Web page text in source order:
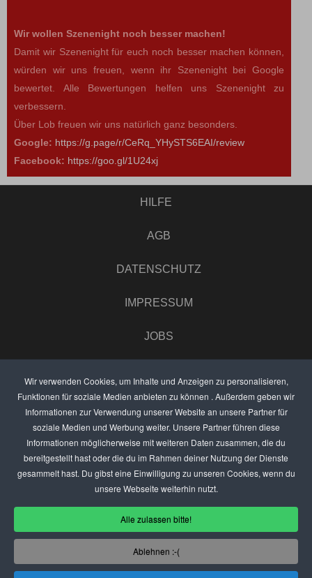
Wir verwenden Cookies, um Inhalte und Anzeigen zu personalisieren,
Funktionen für soziale Medien anbieten zu können . Außerdem geben wir
Informationen zur Verwendung unserer Website an unsere Partner für
soziale Medien und Werbung weiter. Unsere Partner führen diese
Informationen möglicherweise mit weiteren Daten zusammen, die du
bereitgestellt hast oder die du im Rahmen deiner Nutzung der Dienste
gesammelt hast. Du gibst eine Einwilligung zu unseren Cookies, wenn du
unsere Webseite weiterhin nutzt.
Alle zulassen bitte!
Ablehnen :-(
Wir wollen Szenenight noch besser machen!
Damit wir Szenenight für euch noch besser machen können,
würden wir uns freuen, wenn ihr Szenenight bei Google
bewertet. Alle Bewertungen helfen uns Szenenight zu
verbessern.
Über Lob freuen wir uns natürlich ganz besonders.
Google: https://g.page/r/CeRq_YHySTS6EAI/review
Facebook: https://goo.gl/1U24xj
HILFE
AGB
DATENSCHUTZ
IMPRESSUM
JOBS
ANZEIGEN PREISE
BEWERTET UNS
KONTAKT
DEIN LOKAL VORSTELLEN
USER